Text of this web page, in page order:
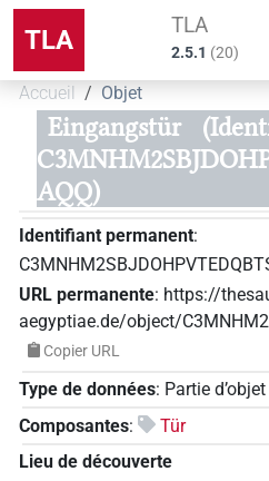
TLA TLA
2.5.1 (20)
Accueil Objet
Eingangstür
AQQ)
Identifiant permanent:
URL permanente: https://
aegyptiae.de/object/
Copier URL
Type de données: Partie d’objet
Composantes:
Tür
Lieu de découverte